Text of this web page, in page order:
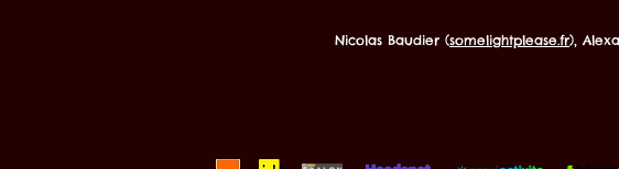
Nicolas Baudier (somelightplease.fr),